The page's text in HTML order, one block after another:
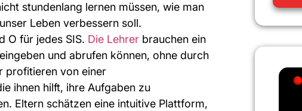
stundenlang lernen müssen, wie man
Leben verbessern soll.
O für jedes SIS. Die Lehrer brauchen ein
und abrufen können, ohne durch
profitieren von einer
ihnen hilft, ihre Aufgaben zu
Eltern schätzen eine intuitive Plattform,